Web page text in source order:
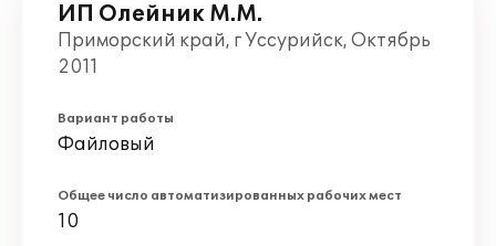
ИП Олейник М.М.
Приморский край, г Уссурийск, Октябрь
2011
Вариант работы
Файловый
Общее число автоматизированных рабочих мест
10